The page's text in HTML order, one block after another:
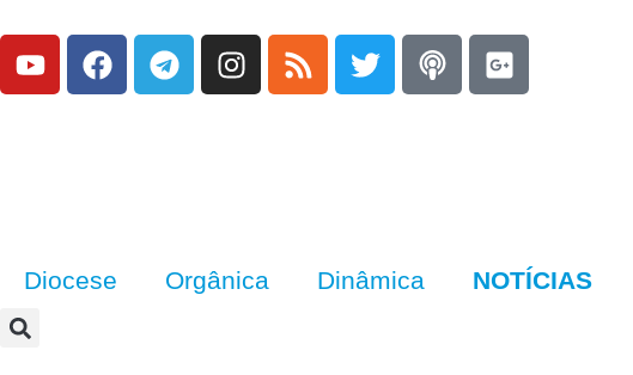
Diocese Orgânica Dinâmica NOTÍCIAS